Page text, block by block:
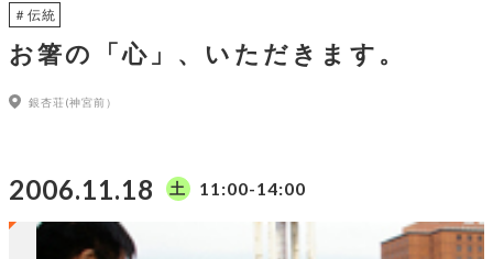
＃伝統
お箸の「心」、いただきます。
銀杏荘(神宮前）
2006.11.18 土 11:00-14:00